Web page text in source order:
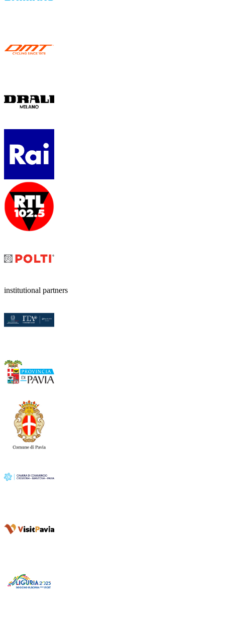
institutional partners